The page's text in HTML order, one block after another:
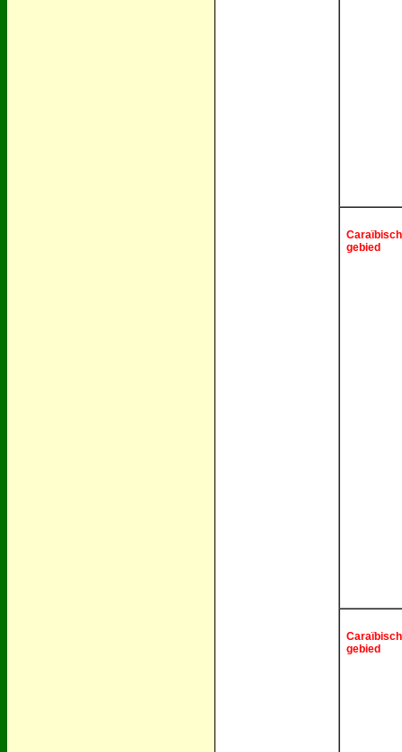
Caraïbisch
gebied
Caraïbisch
gebied